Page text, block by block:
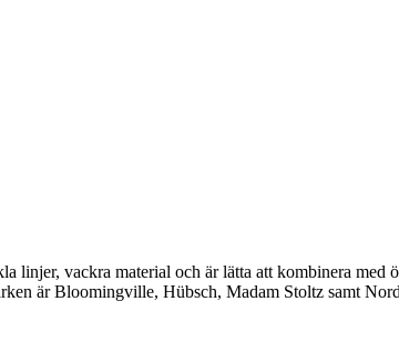
linjer, vackra material och är lätta att kombinera
är Bloomingville, Hübsch, Madam Stoltz samt